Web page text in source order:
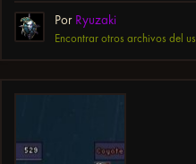
Por Ryuzaki
Encontrar otros archivos del